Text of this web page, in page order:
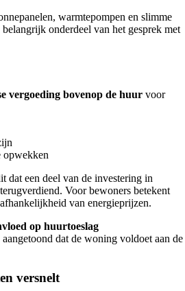
warmtepompen en slimme
onderdeel van het gesprek met
vergoeding bovenop de huur voor
opwekken
dat een deel van de investering in
Voor bewoners betekent
van energieprijzen.
op huurtoeslag
dat de woning voldoet aan de
versnelt